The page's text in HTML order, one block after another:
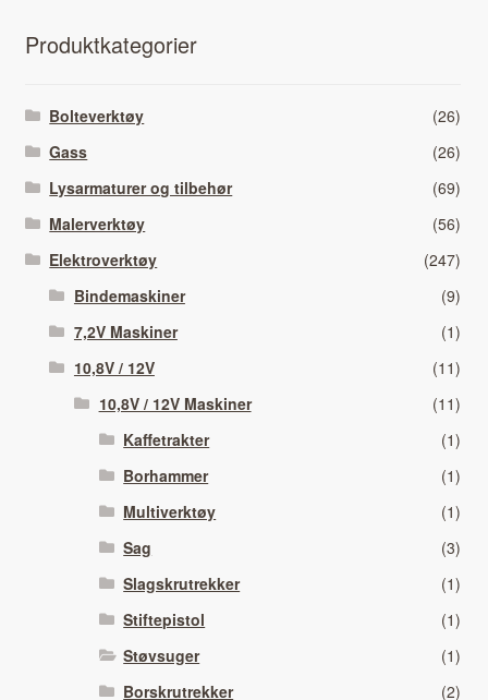
Pro­duk­tkat­e­gori­er
Bolteverktøy
(26)
Gass
(26)
Lysarmaturer og tilbehør
(69)
Malerverktøy
(56)
Elektroverktøy
(247)
Bindemaskiner
(9)
7,2V Maskiner
(1)
10,8V / 12V
(11)
10,8V / 12V Maskiner
(11)
Kaffetrakter
(1)
Borhammer
(1)
Multiverktøy
(1)
Sag
(3)
Slagskrutrekker
(1)
Stiftepistol
(1)
Støvsuger
(1)
Borskrutrekker
(2)